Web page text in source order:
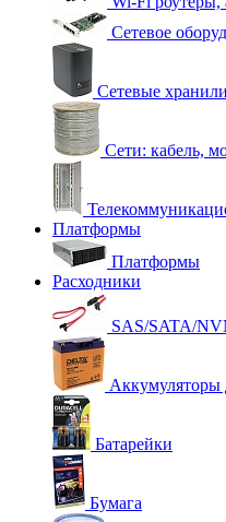
Сетевое
Сетевые
Сети: кабель,
Платформы
Платформы
Расходники
SAS/SATA/
Аккумуляторы
Батарейки
Бумага